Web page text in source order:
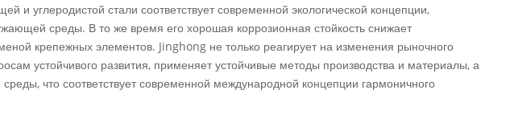
и углеродистой стали соответствует современной экологической концепции,
среды. В то же время его хорошая коррозионная стойкость снижает
крепежных элементов. Jinghong не только реагирует на изменения рыночного
устойчивого развития, применяет устойчивые методы производства и материалы, а
что соответствует современной международной концепции гармоничного